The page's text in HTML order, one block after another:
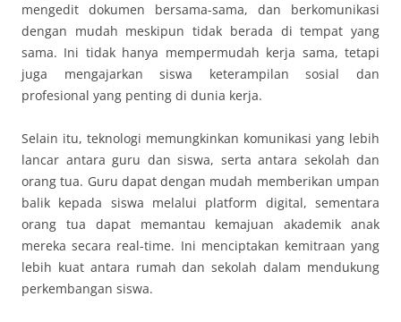
mengedit dokumen bersama-sama, dan berkomunikasi
dengan mudah meskipun tidak berada di tempat yang
sama. Ini tidak hanya mempermudah kerja sama, tetapi
juga mengajarkan siswa keterampilan sosial dan
profesional yang penting di dunia kerja.
Selain itu, teknologi memungkinkan komunikasi yang lebih
lancar antara guru dan siswa, serta antara sekolah dan
orang tua. Guru dapat dengan mudah memberikan umpan
balik kepada siswa melalui platform digital, sementara
orang tua dapat memantau kemajuan akademik anak
mereka secara real-time. Ini menciptakan kemitraan yang
lebih kuat antara rumah dan sekolah dalam mendukung
perkembangan siswa.